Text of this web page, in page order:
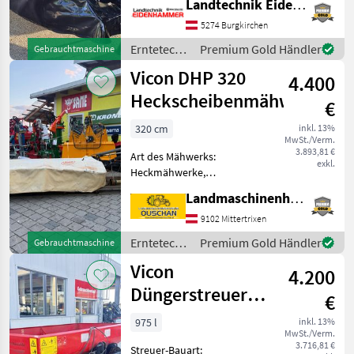
Futtermittel
1
Lohnarbeit und Jobs
1
MARKTPLATZ
Marktplatz Händlerangebote
Gebrauchtmaschine
Abstellstützen Vicon EXTRA
440H Scheibenmähwerk – 4,
00 m Arbeitsbreite A
Landtechnik Eidenhammer GmbH
5274 Burgkirchen
Erntetechnik
Grünland /
Vicon
Premium Gold Händler
Gebrauchtmaschine
Vicon DHP 320
Heckscheibenmähwerk
4.400
€
inkl. 13%
MwSt./Verm.
3.893,81 €
exkl.
320 cm
Art des Mähwerks:
Heckmähwerke,
Rückschwenkung,
Mähbalken: Scheiben,
Anfahrtssicherung Vicon
DHP 320
Heckscheibenmähwerk - 3
Klingen - Arbeits
Landmaschinenhandel Ouschan Anton
9102 Mittertrixen
Erntetechnik
Grünland /
Vicon
Premium Gold Händler
Vicon
Düngerstreuer
Rotoflow +
Grenzstreueinrichtung
4.200
€
inkl. 13%
MwSt./Verm.
3.716,81 €
975 l
Streuer-Bauart: